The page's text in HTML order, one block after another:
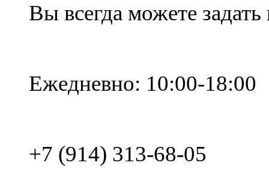
Вы всегда можете
Ежедневно: 10:00-18:00
+7 (914) 313-68-05